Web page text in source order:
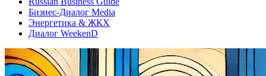
Бизнес-Диалог Media
Энергетика & ЖКХ
Диалог WeekenD